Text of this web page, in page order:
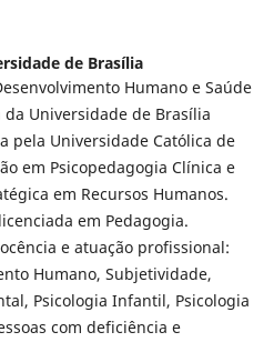
de Brasília
Humano e Saúde
Universidade de Brasília
pela Universidade Católica de
em Psicopedagogia Clínica e
em Recursos Humanos.
em Pedagogia.
e atuação profissional:
Humano, Subjetividade,
Psicologia Infantil, Psicologia
com deficiência e